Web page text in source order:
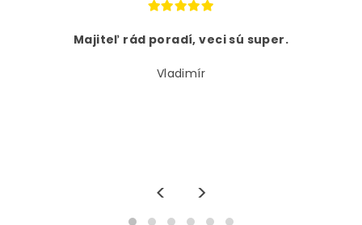
Majiteľ rád poradí, veci sú super.
Vladimír
< >